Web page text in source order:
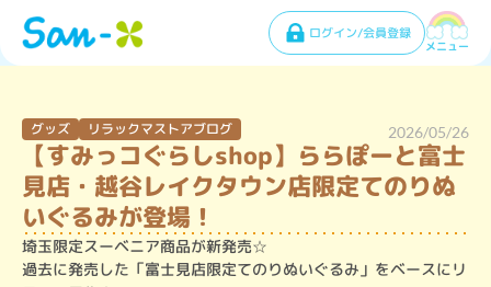
ログイン/会員登録
メニュー
グッズ リラックマストアブログ 2026/05/26
【すみっコぐらしshop】ららぽーと富士
見店・越谷レイクタウン店限定てのりぬ
いぐるみが登場！
埼玉限定スーベニア商品が新発売☆
過去に発売した「富士見店限定てのりぬいぐるみ」をベースにリ